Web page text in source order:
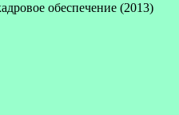
обеспечение (2013)